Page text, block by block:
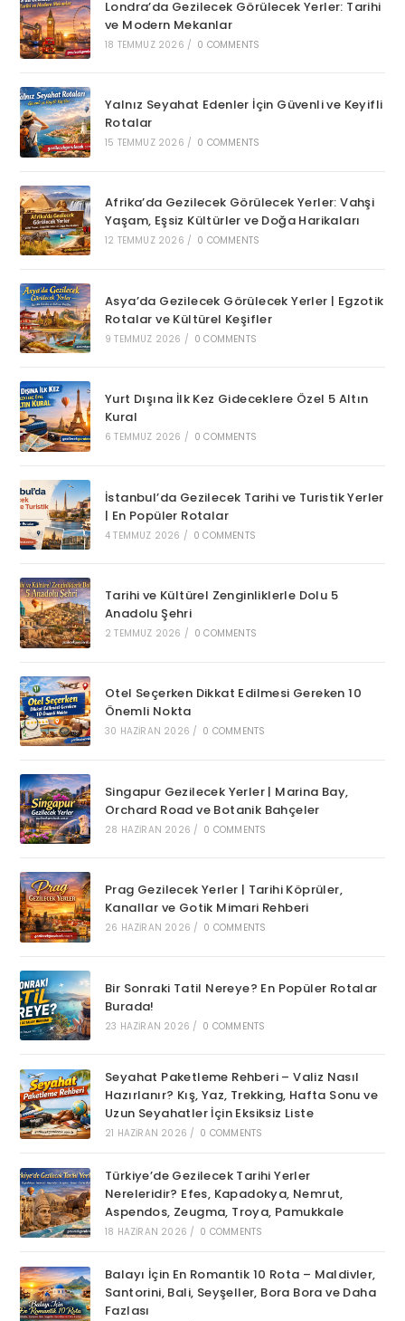
Londra’da Gezilecek Görülecek Yerler: Tarihi
ve Modern Mekanlar
18 TEMMUZ 2026 / 0 COMMENTS
Yalnız Seyahat Edenler İçin Güvenli ve Keyifli
Rotalar
15 TEMMUZ 2026 / 0 COMMENTS
Afrika’da Gezilecek Görülecek Yerler: Vahşi
Yaşam, Eşsiz Kültürler ve Doğa Harikaları
12 TEMMUZ 2026 / 0 COMMENTS
Asya’da Gezilecek Görülecek Yerler | Egzotik
Rotalar ve Kültürel Keşifler
9 TEMMUZ 2026 / 0 COMMENTS
Yurt Dışına İlk Kez Gideceklere Özel 5 Altın
Kural
6 TEMMUZ 2026 / 0 COMMENTS
İstanbul’da Gezilecek Tarihi ve Turistik Yerler
| En Popüler Rotalar
4 TEMMUZ 2026 / 0 COMMENTS
Tarihi ve Kültürel Zenginliklerle Dolu 5
Anadolu Şehri
2 TEMMUZ 2026 / 0 COMMENTS
Otel Seçerken Dikkat Edilmesi Gereken 10
Önemli Nokta
30 HAZIRAN 2026 / 0 COMMENTS
Singapur Gezilecek Yerler | Marina Bay,
Orchard Road ve Botanik Bahçeler
28 HAZIRAN 2026 / 0 COMMENTS
Prag Gezilecek Yerler | Tarihi Köprüler,
Kanallar ve Gotik Mimari Rehberi
26 HAZIRAN 2026 / 0 COMMENTS
Bir Sonraki Tatil Nereye? En Popüler Rotalar
Burada!
23 HAZIRAN 2026 / 0 COMMENTS
Seyahat Paketleme Rehberi – Valiz Nasıl
Hazırlanır? Kış, Yaz, Trekking, Hafta Sonu ve
Uzun Seyahatler İçin Eksiksiz Liste
21 HAZIRAN 2026 / 0 COMMENTS
Türkiye’de Gezilecek Tarihi Yerler
Nereleridir? Efes, Kapadokya, Nemrut,
Aspendos, Zeugma, Troya, Pamukkale
18 HAZIRAN 2026 / 0 COMMENTS
Balayı İçin En Romantik 10 Rota – Maldivler,
Santorini, Bali, Seyşeller, Bora Bora ve Daha
Fazlası